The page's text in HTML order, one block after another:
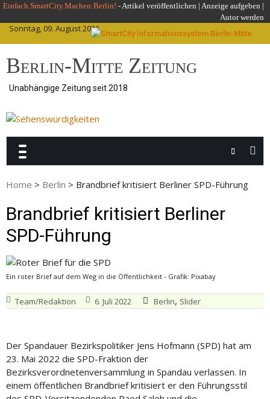
Skip
content
Einfach.SmartCity.Machen:Berlin! -Artikel veröffentlichen | Anzeige aufgeben |
Autor werden
Sonntag, 09. August 2026
Berlin-Mitte Zeitung
Unabhängige Zeitung seit 2018
Home > Berlin > Brandbrief kritisiert Berliner SPD-Führung
Brandbrief kritisiert Berliner
SPD-Führung
Ein roter Brief auf dem Weg in die Öffentlichkeit - Grafik: Pixabay
Team/Redaktion 6. Juli 2022 Berlin, Slider
Der Spandauer Bezirkspolitiker Jens Hofmann (SPD) hat am
23. Mai 2022 die SPD-Fraktion der
Bezirksverordnetenversammlung in Spandau verlassen. In
einem öffentlichen Brandbrief kritisiert er den Führungsstil